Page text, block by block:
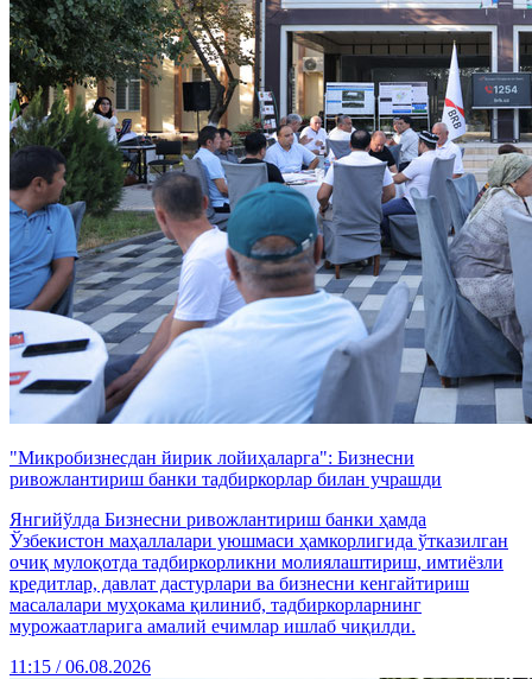
"Микробизнесдан йирик лойиҳаларга": Бизнесни
ривожлантириш банки тадбиркорлар билан учрашди
Янгийўлда Бизнесни ривожлантириш банки ҳамда
Ўзбекистон маҳаллалари уюшмаси ҳамкорлигида ўтказилган
очиқ мулоқотда тадбиркорликни молиялаштириш, имтиёзли
кредитлар, давлат дастурлари ва бизнесни кенгайтириш
масалалари муҳокама қилиниб, тадбиркорларнинг
мурожаатларига амалий ечимлар ишлаб чиқилди.
11:15 / 06.08.2026